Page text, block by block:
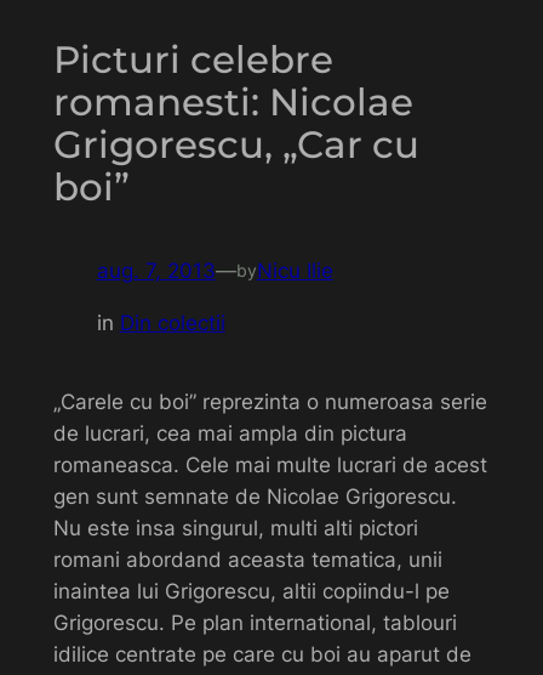
Picturi celebre
romanesti: Nicolae
Grigorescu, „Car cu
boi”
aug. 7, 2013—byNicu Ilie
in Din colectii
„Carele cu boi” reprezinta o numeroasa serie
de lucrari, cea mai ampla din pictura
romaneasca. Cele mai multe lucrari de acest
gen sunt semnate de Nicolae Grigorescu.
Nu este insa singurul, multi alti pictori
romani abordand aceasta tematica, unii
inaintea lui Grigorescu, altii copiindu-l pe
Grigorescu. Pe plan international, tablouri
idilice centrate pe care cu boi au aparut de